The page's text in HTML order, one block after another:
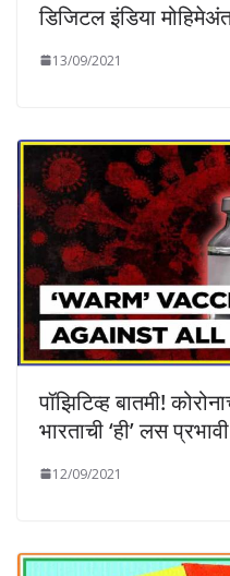
डिजिटल इंडिया
13/09/2021
पॉझिटिव्ह बातमी!
भारताची ‘ही’ लस प्रभावी
12/09/2021